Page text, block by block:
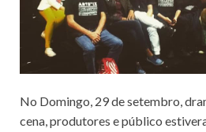
No Domingo, 29 de setembro,
cena, produtores e público